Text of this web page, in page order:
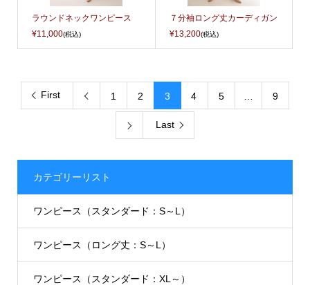
ラウンドネックワンピース
¥11,000(税込)
７分袖ロング丈カーディガン
¥13,200(税込)
First  1 2 3 4 5 9
 Last
カテゴリーリスト
ワンピース（スタンダード：S～L）
ワンピース（ロング丈：S～L）
ワンピース（スタンダード：XL～）